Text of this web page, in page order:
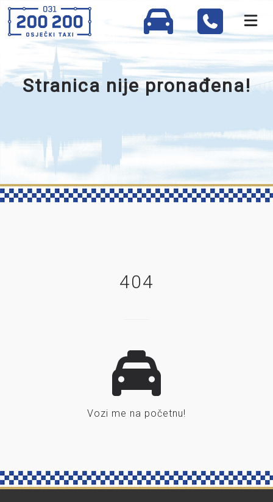
Stranica nije pronađena!
404
Vozi me na početnu!